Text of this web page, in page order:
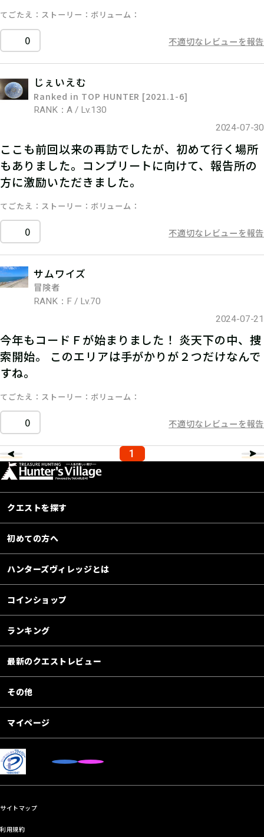
てごたえ ストーリー ボリューム
0 不適切なレビューを報告
じぇいえむ
Ranked in TOP HUNTER [2021.1-6]
RANK：A / Lv.130
2024-07-30
ここも前回以来の再訪でしたが、初めて行く場所
もありました。コンプリートに向けて、報告所の
方に激励いただきました。
てごたえ ストーリー ボリューム
0 不適切なレビューを報告
サムワイズ
冒険者
RANK：F / Lv.70
2024-07-21
今年もコードＦが始まりました！ 炎天下の中、捜
索開始。 このエリアは手がかりが２つだけなんで
すね。
てごたえ ストーリー ボリューム
0 不適切なレビューを報告
1
クエストを探す
初めての方へ
ハンターズヴィレッジとは
コインショップ
ランキング
最新のクエストレビュー
その他
マイページ
サイトマップ
利用規約